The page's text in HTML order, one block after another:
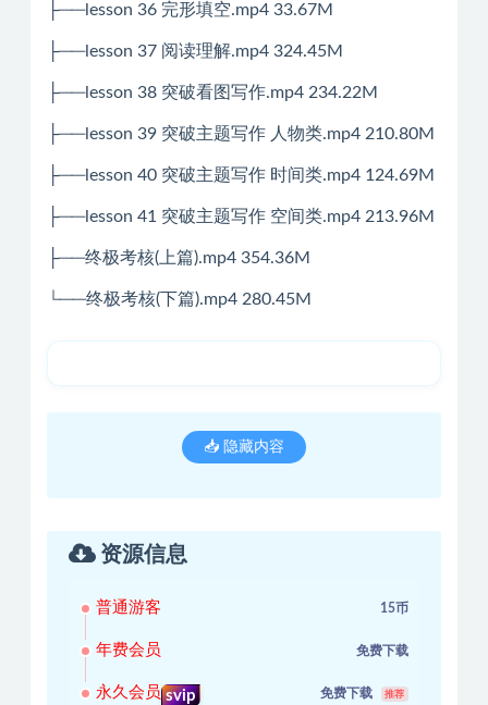
├──lesson 36 完形填空.mp4 33.67M
├──lesson 37 阅读理解.mp4 324.45M
├──lesson 38 突破看图写作.mp4 234.22M
├──lesson 39 突破主题写作 人物类.mp4 210.80M
├──lesson 40 突破主题写作 时间类.mp4 124.69M
├──lesson 41 突破主题写作 空间类.mp4 213.96M
├──终极考核(上篇).mp4 354.36M
└──终极考核(下篇).mp4 280.45M
📥 隐藏内容
资源信息
普通游客 15币
年费会员 免费下载
永久会员 svip 免费下载 推荐